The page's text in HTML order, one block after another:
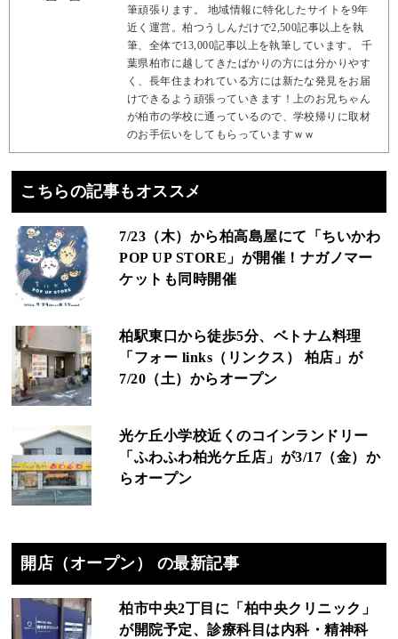
筆頑張ります。 地域情報に特化したサイトを9年
近く運営。柏つうしんだけで2,500記事以上を執
筆、全体で13,000記事以上を執筆しています。 千
葉県柏市に越してきたばかりの方には分かりやす
く、長年住まわれている方には新たな発見をお届
けできるよう頑張っていきます！上のお兄ちゃん
が柏市の学校に通っているので、学校帰りに取材
のお手伝いをしてもらっていますｗｗ
こちらの記事もオススメ
7/23（木）から柏高島屋にて「ちいかわ
POP UP STORE」が開催！ナガノマー
ケットも同時開催
柏駅東口から徒歩5分、ベトナム料理
「フォー links（リンクス） 柏店」が
7/20（土）からオープン
光ケ丘小学校近くのコインランドリー
「ふわふわ柏光ケ丘店」が3/17（金）か
らオープン
開店（オープン） の最新記事
柏市中央2丁目に「柏中央クリニック」
が開院予定、診療科目は内科・精神科